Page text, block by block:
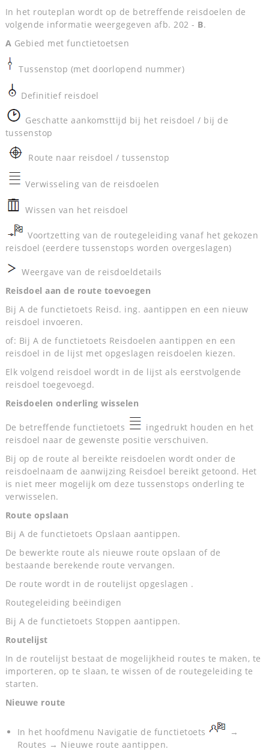
In het routeplan wordt op de betreffende reisdoelen de
volgende informatie weergegeven afb. 202 - B.
A Gebied met functietoetsen
Tussenstop (met doorlopend nummer)
Definitief reisdoel
Geschatte aankomsttijd bij het reisdoel / bij de
tussenstop
Route naar reisdoel / tussenstop
Verwisseling van de reisdoelen
Wissen van het reisdoel
Voortzetting van de routegeleiding vanaf het gekozen
reisdoel (eerdere tussenstops worden overgeslagen)
Weergave van de reisdoeldetails
Reisdoel aan de route toevoegen
Bij A de functietoets Reisd. ing. aantippen en een nieuw
reisdoel invoeren.
of: Bij A de functietoets Reisdoelen aantippen en een
reisdoel in de lijst met opgeslagen reisdoelen kiezen.
Elk volgend reisdoel wordt in de lijst als eerstvolgende
reisdoel toegevoegd.
Reisdoelen onderling wisselen
De betreffende functietoets
ingedrukt houden en het
reisdoel naar de gewenste positie verschuiven.
Bij op de route al bereikte reisdoelen wordt onder de
reisdoelnaam de aanwijzing Reisdoel bereikt getoond. Het
is niet meer mogelijk om deze tussenstops onderling te
verwisselen.
Route opslaan
Bij A de functietoets Opslaan aantippen.
De bewerkte route als nieuwe route opslaan of de
bestaande berekende route vervangen.
De route wordt in de routelijst opgeslagen .
Routegeleiding beëindigen
Bij A de functietoets Stoppen aantippen.
Routelijst
In de routelijst bestaat de mogelijkheid routes te maken, te
importeren, op te slaan, te wissen of de routegeleiding te
starten.
Nieuwe route
In het hoofdmenu Navigatie de functietoets
→
Routes → Nieuwe route aantippen.